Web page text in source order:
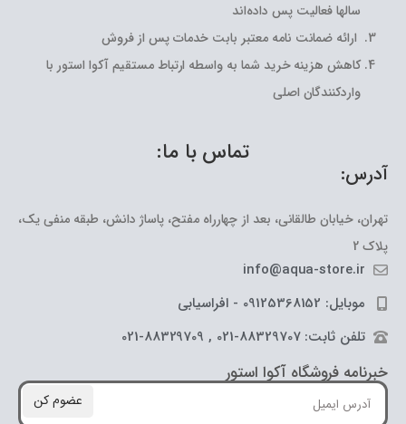
سالها فعالیت پس داده‌اند
ارائه ضمانت نامه معتبر بابت خدمات پس از فروش
کاهش هزینه خرید شما به واسطه ارتباط مستقیم آکوا استور با
واردکنندگان اصلی
تماس با ما:
آدرس:
تهران، خیابان طالقانی، بعد از چهارراه مفتح، پاساژ دانش، طبقه منفی یک،
پلاک 2
info@aqua-store.ir
موبایل: 09125368152 - افراسیابی
تلفن ثابت: 88329707-021 , 88329709-021
خبرنامه فروشگاه آکوا استور
عضوم کن